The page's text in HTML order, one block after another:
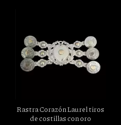
Rastra Corazón Laurel tiros
de costillas con oro